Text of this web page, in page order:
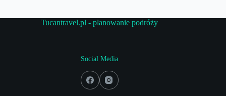
Tucantravel.pl - planowanie podróży
Social Media